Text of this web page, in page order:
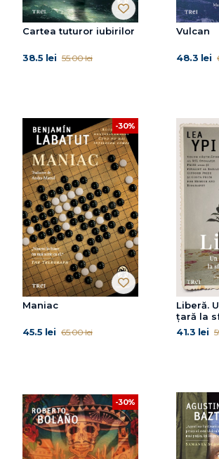
Cartea tuturor iubirilor
38.5 lei 55.00 lei
Vulcan
48.3 lei
-30%
Maniac
45.5 lei 65.00 lei
Liberă.
țară la
41.3 lei
-30%